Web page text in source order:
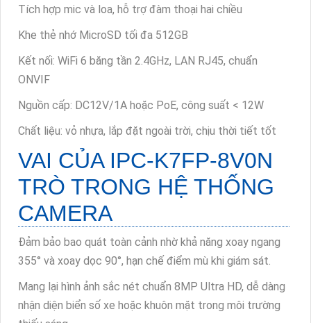
Tích hợp mic và loa, hỗ trợ đàm thoại hai chiều
Khe thẻ nhớ MicroSD tối đa 512GB
Kết nối: WiFi 6 băng tần 2.4GHz, LAN RJ45, chuẩn
ONVIF
Nguồn cấp: DC12V/1A hoặc PoE, công suất < 12W
Chất liệu: vỏ nhựa, lắp đặt ngoài trời, chịu thời tiết tốt
VAI CỦA IPC-K7FP-8V0N
TRÒ TRONG HỆ THỐNG
CAMERA
Đảm bảo bao quát toàn cảnh nhờ khả năng xoay ngang
355° và xoay dọc 90°, hạn chế điểm mù khi giám sát.
Mang lại hình ảnh sắc nét chuẩn 8MP Ultra HD, dễ dàng
nhận diện biển số xe hoặc khuôn mặt trong môi trường